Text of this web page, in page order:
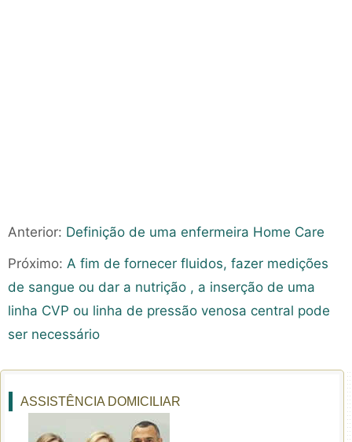
Anterior: Definição de uma enfermeira Home Care
Próximo: A fim de fornecer fluidos, fazer medições
de sangue ou dar a nutrição , a inserção de uma
linha CVP ou linha de pressão venosa central pode
ser necessário
ASSISTÊNCIA DOMICILIAR